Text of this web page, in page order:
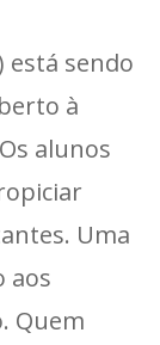
está sendo
à
alunos
Uma
aos
Quem